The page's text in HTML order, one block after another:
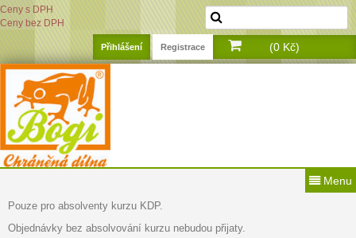
Menu
Přihlášení Registrace
Ceny s DPH
Ceny bez DPH
(0 Kč)
Pouze pro absolventy kurzu KDP.
Objednávky bez absolvování kurzu nebudou přijaty.